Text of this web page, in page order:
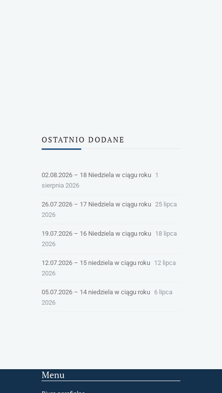
OSTATNIO DODANE
02.08.2026 – 18 Niedziela w ciągu roku 1
sierpnia 2026
26.07.2026 – 17 Niedziela w ciągu roku 25 lipca
2026
19.07.2026 – 16 Niedziela w ciągu roku 18 lipca
2026
12.07.2026 – 15 niedziela w ciągu roku 12 lipca
2026
05.07.2026 – 14 niedziela w ciągu roku 6 lipca
2026
Menu